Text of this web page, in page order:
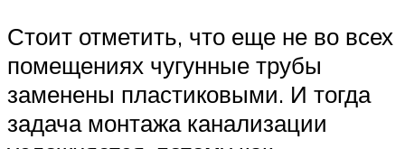
Стоит отметить, что еще не во всех
помещениях чугунные трубы
заменены пластиковыми. И тогда
задача монтажа канализации